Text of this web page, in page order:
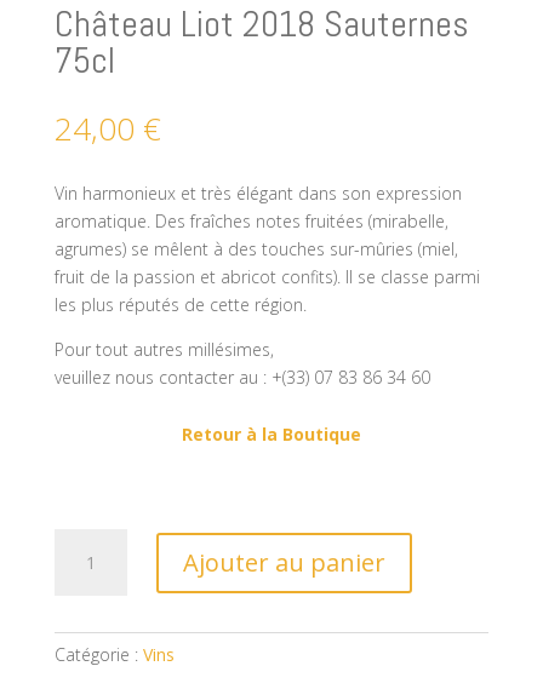
Château Liot 2018 Sauternes
75cl
24,00 €
Vin harmonieux et très élégant dans son expression
aromatique. Des fraîches notes fruitées (mirabelle,
agrumes) se mêlent à des touches sur-mûries (miel,
fruit de la passion et abricot confits). Il se classe parmi
les plus réputés de cette région.
Pour tout autres millésimes,
veuillez nous contacter au : +(33) 07 83 86 34 60
Retour à la Boutique
2018
Ajouter au panier
Catégorie : Vins